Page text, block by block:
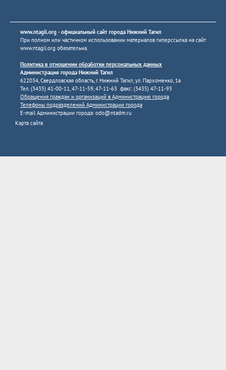
www.ntagil.org - официальный сайт города Нижний Тагил
При полном или частичном использовании материалов гиперссылка на сайт
www.ntagil.org обязательна.
Политика в отношении обработки персональных данных
Администрация города Нижний Тагил
622034, Свердловская область, г. Нижний Тагил, ул. Пархоменко, 1а
Тел. (3435) 41-00-11, 47-11-59, 47-11-63 факс: (3435) 47-11-93
Обращения граждан и организаций в Администрацию города
Телефоны подразделений Администрации города
E-mail Администрации города:odo@ntadm.ru
Карта сайта